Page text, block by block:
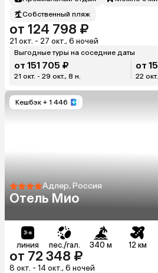
Собственный пляж
от 124 798 ₽
21 окт. - 27 окт., 6 ночей
Выгодные туры на соседние даты
от 151 705 ₽
21 окт. - 29 окт., 8 н.
от
22
Кешбэк + 1 446
Адлер, Россия
Отель Мио
линия пес./гал. 340 м 12 км
от 72 348 ₽
8 окт. - 14 окт., 6 ночей